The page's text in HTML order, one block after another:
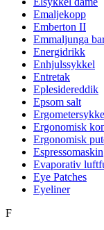
Emaljekopp
Emberton II
Emmaljunga
Energidrikk
Enhjulssykkel
Entretak
Eplesidereddik
Epsom salt
Ergonomisk
Ergonomisk
Espressomaskin
Evaporativ
Eye Patches
Eyeliner
F